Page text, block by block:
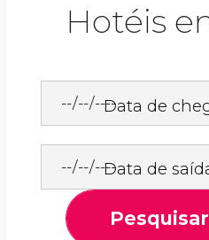
Hotéis
Data de
Data de